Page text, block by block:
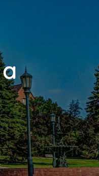
সক্রিয় ইনস্টলেশনসমূহ
পিএইচপি সংস্করণ
থিম হোমপেজ